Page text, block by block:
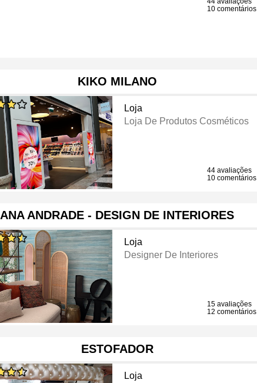
10 comentários
KIKO MILANO
Loja
Loja De Produtos Cosméticos
44 avaliações
10 comentários
ANA ANDRADE - DESIGN DE INTERIORES
Loja
Designer De Interiores
15 avaliações
12 comentários
ESTOFADOR
Loja